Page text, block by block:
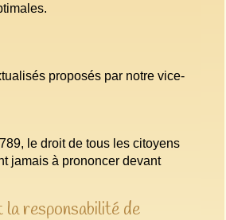
proposés par notre vice-
le droit de tous les citoyens
jamais à prononcer devant
la responsabilité de